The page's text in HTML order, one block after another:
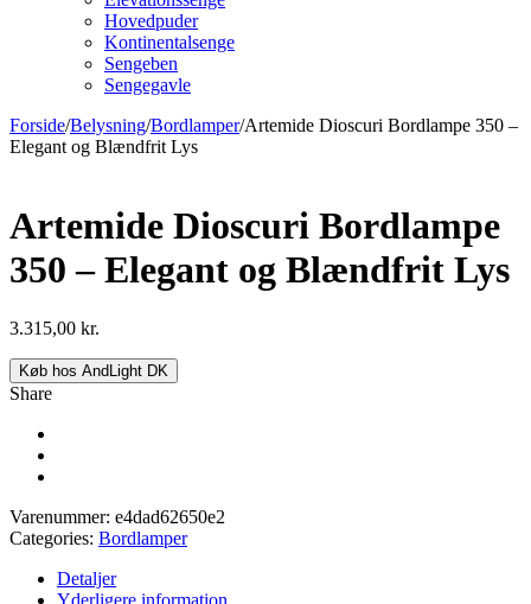
Hovedpuder
Kontinentalsenge
Sengeben
Sengegavle
Forside/Belysning/Bordlamper/Artemide Dioscuri Bordlampe 350 –
Elegant og Blændfrit Lys
Artemide Dioscuri Bordlampe
350 – Elegant og Blændfrit Lys
3.315,00 kr.
Køb hos AndLight DK
Share
Varenummer: e4dad62650e2
Categories: Bordlamper
Detaljer
Yderligere information